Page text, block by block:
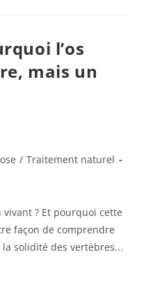
l’os
mais un
/ Traitement naturel
? Et pourquoi cette
façon de comprendre
solidité des vertèbres...